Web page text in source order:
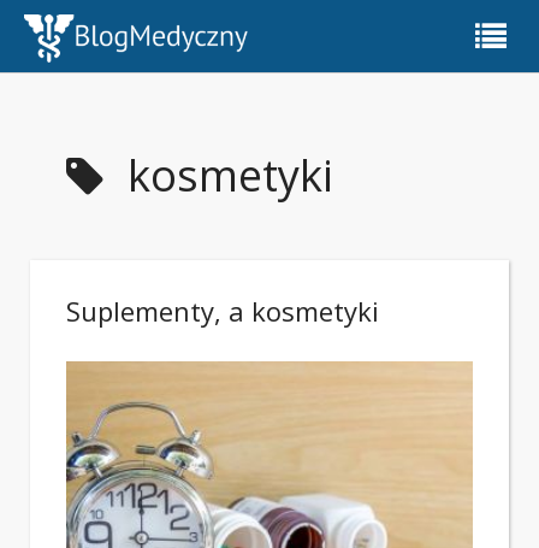
kosmetyki
Suplementy, a kosmetyki